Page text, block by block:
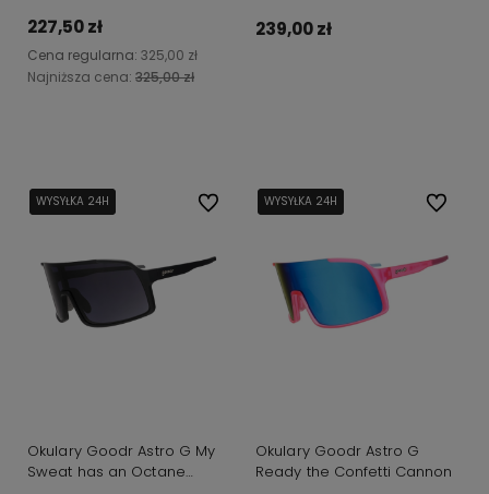
227,50 zł
Cena regularna: 325,00 zł
Najniższa cena: 325,00 zł
239,00 zł
WYSYŁKA 24H
WYSYŁKA 24H
Okulary Goodr Astro G My
Sweat has an Octane
Do ulubionychWYSYŁKA 24H
WYSYŁKA 24H
Okulary Goodr Astro G
Ready the Confetti Cannon
Do